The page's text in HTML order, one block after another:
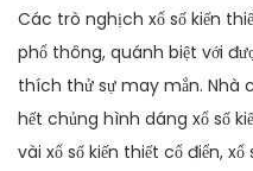
Các trò nghịch xổ số kiến
phổ thông, quánh biệt với
thích thử sự may mắn. Nhà
hết chủng hình dáng xổ số
vài xổ số kiến thiết cổ điển,